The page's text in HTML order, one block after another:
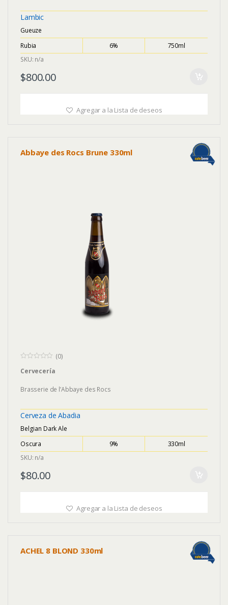
Lambic
Gueuze
Rubia
6%
750ml
SKU: n/a
$800.00
Agregar a la Lista de deseos
Abbaye des Rocs Brune 330ml
o
o
(0)
Cervecería
Brasserie de l’Abbaye des Rocs
Cerveza de Abadia
Belgian Dark Ale
Oscura
9%
330ml
SKU: n/a
$80.00
Agregar a la Lista de deseos
ACHEL 8 BLOND 330ml